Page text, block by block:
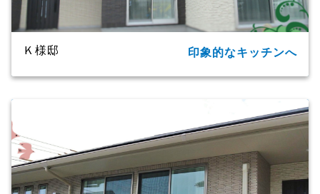
Ｋ様邸 印象的なキッチンへ
124.20㎡(37.57坪)
商品名
CXシリーズ
竣工年月
2019年
工法・構造
プレミアム・ハイブリッド構法